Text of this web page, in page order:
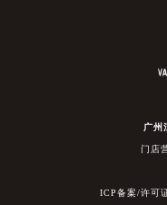
广州
门店
ICP备案/许可